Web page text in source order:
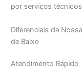
por serviços técnicos
Diferenciais da
de Baixo
Atendimento Rápido